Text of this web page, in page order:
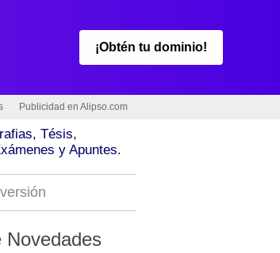
¡Obtén tu dominio!
Publicidad en Alipso.com
Tésis,
y Apuntes.
Novedades